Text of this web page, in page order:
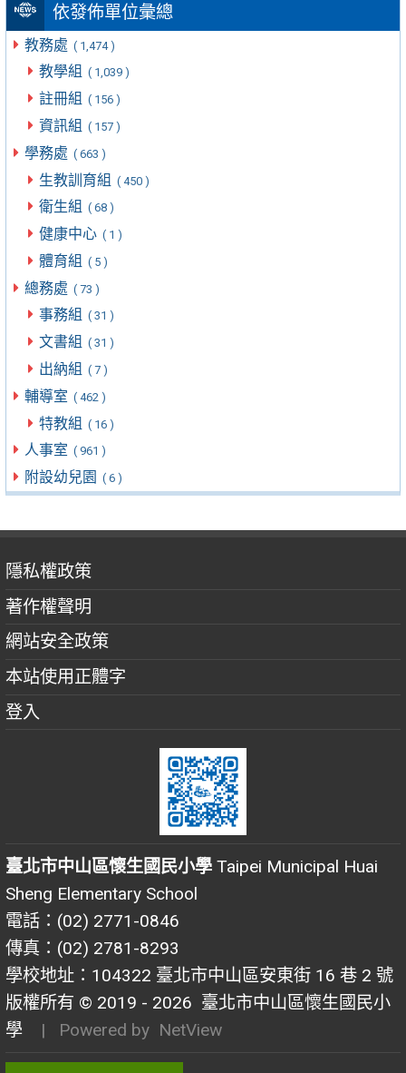
依發佈單位彙總
教務處 ( 1,474 )
教學組 ( 1,039 )
註冊組 ( 156 )
資訊組 ( 157 )
學務處 ( 663 )
生教訓育組 ( 450 )
衛生組 ( 68 )
健康中心 ( 1 )
體育組 ( 5 )
總務處 ( 73 )
事務組 ( 31 )
文書組 ( 31 )
出納組 ( 7 )
輔導室 ( 462 )
特教組 ( 16 )
人事室 ( 961 )
附設幼兒園 ( 6 )
隱私權政策
著作權聲明
網站安全政策
本站使用正體字
登入
臺北市中山區懷生國民小學 Taipei Municipal Huai
Sheng Elementary School
電話：(02) 2771-0846
傳真：(02) 2781-8293
學校地址：104322 臺北市中山區安東街 16 巷 2 號
版權所有 © 2019 - 2026 臺北市中山區懷生國民小
學
| Powered by NetView